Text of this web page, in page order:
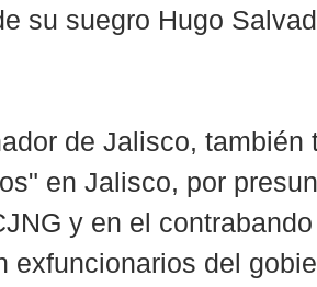
su suegro Hugo
de Jalisco, también
en Jalisco, por
y en el
exfuncionarios del